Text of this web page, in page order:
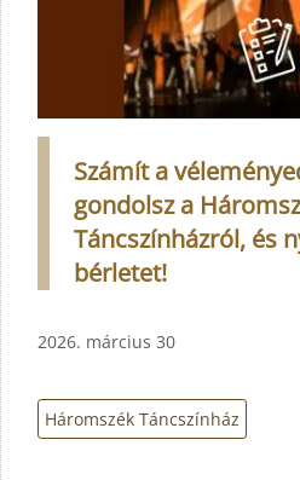
Számít a
gondolsz a
Táncszínházról, és
bérletet!
2026. március 30
Háromszék Táncszínház